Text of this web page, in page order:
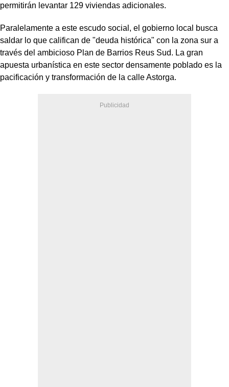
permitirán levantar 129 viviendas adicionales.
Paralelamente a este escudo social, el gobierno local busca
saldar lo que califican de "deuda histórica" con la zona sur a
través del ambicioso Plan de Barrios Reus Sud. La gran
apuesta urbanística en este sector densamente poblado es la
pacificación y transformación de la calle Astorga.